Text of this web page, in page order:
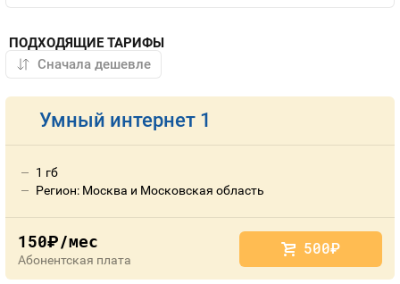
ПОДХОДЯЩИЕ ТАРИФЫ
Умный интернет 1
1 гб
Регион: Москва и Московская область
150руб./мес
Абонентская плата
500руб.